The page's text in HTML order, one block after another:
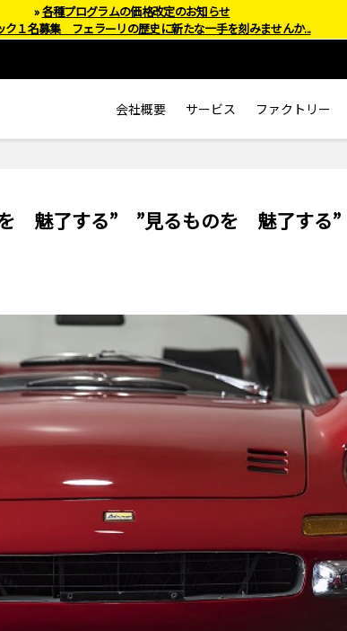
会社概要 サービス ファクトリー
魅了する” ”見るものを 魅了する”
»各種プログラムの価格改定のお知らせ
ク１名募集 フェラーリの歴史に新たな一手を刻みませんか...